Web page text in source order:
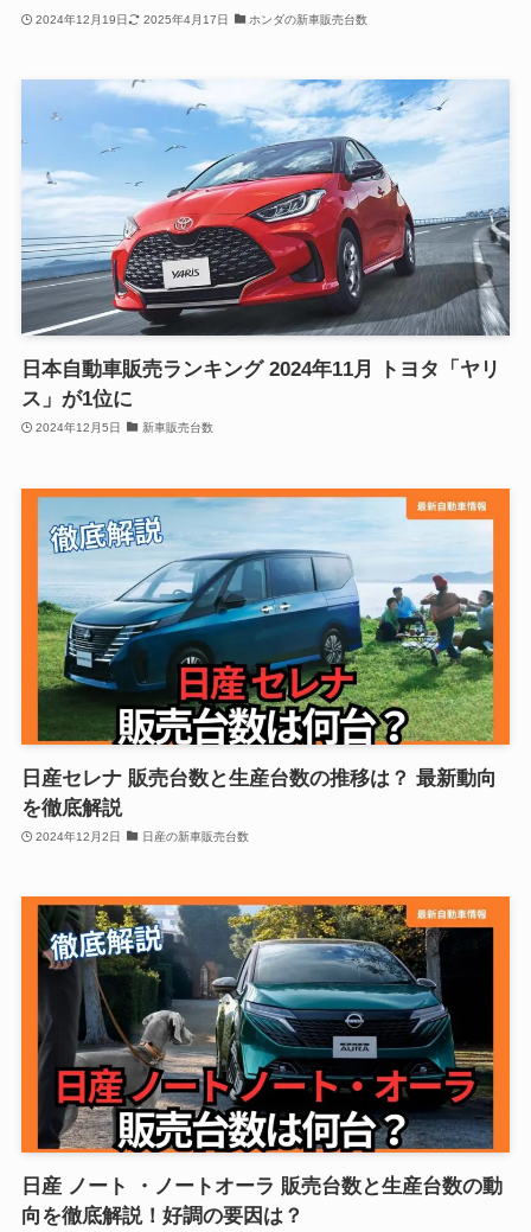
2024年12月19日 2025年4月17日 ホンダの新車販売台数
日本自動車販売ランキング 2024年11月 トヨタ「ヤリ
ス」が1位に
2024年12月5日 新車販売台数
日産セレナ 販売台数と生産台数の推移は？ 最新動向
を徹底解説
2024年12月2日 日産の新車販売台数
日産 ノート ・ノートオーラ 販売台数と生産台数の動
向を徹底解説！好調の要因は？